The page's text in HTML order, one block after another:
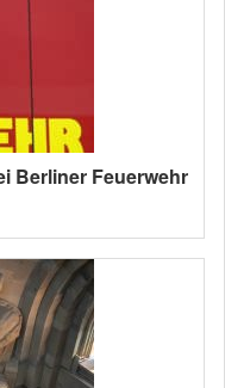
Berliner Feuerwehr